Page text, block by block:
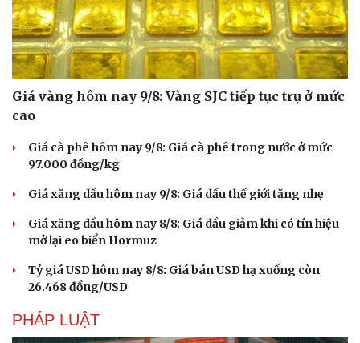
Giá vàng hôm nay 9/8: Vàng SJC tiếp tục trụ ở mức
cao
Giá cà phê hôm nay 9/8: Giá cà phê trong nước ở mức
97.000 đồng/kg
Giá xăng dầu hôm nay 9/8: Giá dầu thế giới tăng nhẹ
Giá xăng dầu hôm nay 8/8: Giá dầu giảm khi có tín hiệu
mở lại eo biển Hormuz
Tỷ giá USD hôm nay 8/8: Giá bán USD hạ xuống còn
26.468 đồng/USD
PHÁP LUẬT